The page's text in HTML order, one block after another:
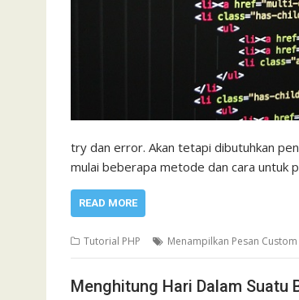
try dan error. Akan tetapi dibutuhkan
mulai beberapa metode dan cara untuk
READ MORE
Tutorial PHP Menampilkan Pesan
Menghitung Hari Dalam Suatu